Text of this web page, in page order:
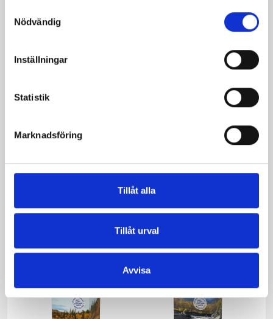
Nödvändig
Inställningar
Statistik
Marknadsföring
Tillåt alla
Tillåt urval
Avvisa
Vispgrädden Eko